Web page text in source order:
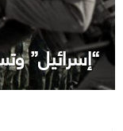
“إسرائيل”